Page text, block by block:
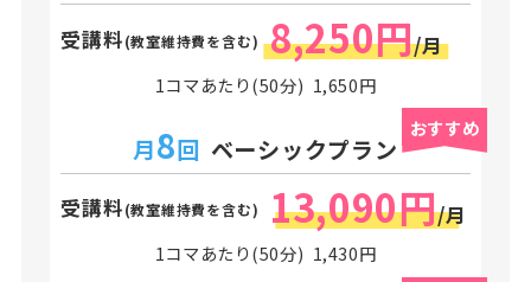
受講料(教室維持費を含む) 8,250円/月
1コマあたり(50分) 1,650円
おすすめ
月8回 ベーシックプラン
受講料(教室維持費を含む) 13,090円/月
1コマあたり(50分) 1,430円